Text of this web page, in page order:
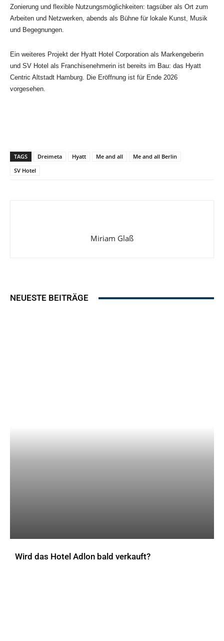
Zonierung und flexible Nutzungsmöglichkeiten: tagsüber als Ort zum
Arbeiten und Netzwerken, abends als Bühne für lokale Kunst, Musik
und Begegnungen.
Ein weiteres Projekt der Hyatt Hotel Corporation als Markengeberin
und SV Hotel als Franchisenehmerin ist bereits im Bau: das Hyatt
Centric Altstadt Hamburg. Die Eröffnung ist für Ende 2026
vorgesehen.
TAGS Dreimeta Hyatt Me and all
Me and all Berlin
SV Hotel
Miriam Glaß
NEUESTE BEITRÄGE
Wird das Hotel Adlon bald verkauft?